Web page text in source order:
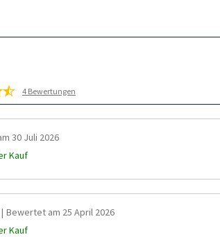
4 Bewertungen
30 Juli 2026
Kauf
| Bewertet am 25 April 2026
Kauf